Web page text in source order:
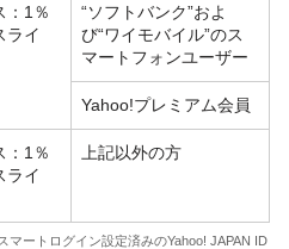
：1％
ライ
“ソフトバンク”およ
び“ワイモバイル”のス
マートフォンユーザー
Yahoo!プレミアム会員
：1％
ライ
上記以外の方
マートログイン設定済みのYahoo! JAPAN ID